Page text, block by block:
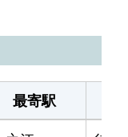
最寄駅